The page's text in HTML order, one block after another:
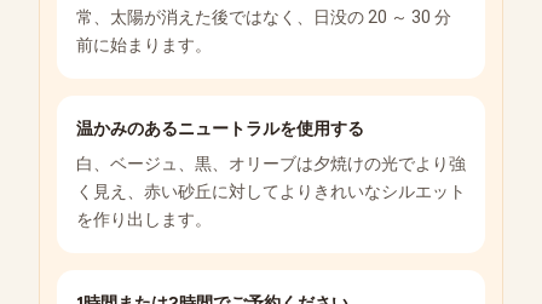
常、太陽が消えた後ではなく、日没の 20 ～ 30 分
前に始まります。
温かみのあるニュートラルを使用する
白、ベージュ、黒、オリーブは夕焼けの光でより強
く見え、赤い砂丘に対してよりきれいなシルエット
を作り出します。